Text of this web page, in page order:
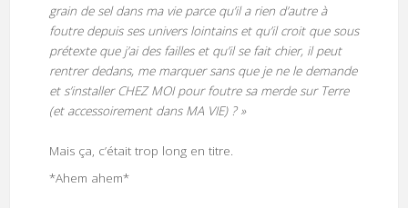
grain de sel dans ma vie parce qu’il a rien d’autre à
foutre depuis ses univers lointains et qu’il croit que sous
prétexte que j’ai des failles et qu’il se fait chier, il peut
rentrer dedans, me marquer sans que je ne le demande
et s’installer CHEZ MOI pour foutre sa merde sur Terre
(et accessoirement dans MA VIE) ? »
Mais ça, c’était trop long en titre.
*Ahem ahem*